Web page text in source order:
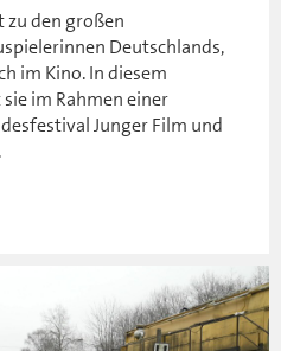
zu den großen
Deutschlands,
im Kino. In diesem
im Rahmen einer
Junger Film und